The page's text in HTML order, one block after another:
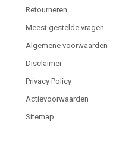
Retourneren
Meest gestelde vragen
Algemene voorwaarden
Disclaimer
Privacy Policy
Actievoorwaarden
Sitemap